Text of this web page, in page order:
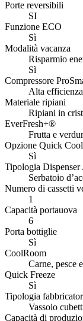
Porte reversibili
SI
Funzione ECO
Sì
Modalità vacanza
Risparmio
Sì
Compressore
Alta
Materiale ripiani
Ripiani in
EverFresh+®
Frutta e
Opzione Quick Cool
Sì
Tipologia Dispenser
Serbatoio
Numero di cassetti
1
Capacità portauova
6
Porta bottiglie
Sì
CoolRoom
Carne, pesce
Quick Freeze
Sì
Tipologia
Vassoio
Capacità di